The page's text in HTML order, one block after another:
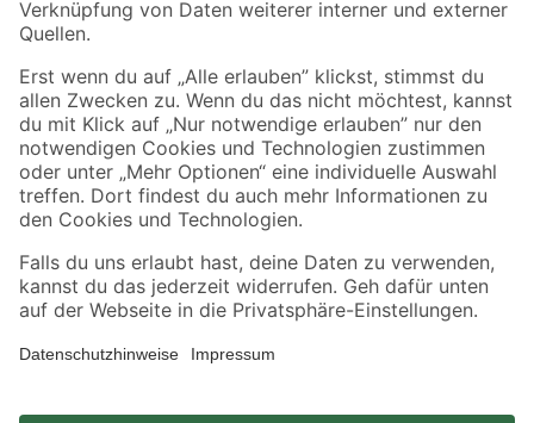
Sicher einkaufen
Jetzt die toom-App herunterladen
Alle Preisangaben in EUR inkl. gesetzl. MwSt.. Die dargestellten Angebote sind unter
Umständen nicht in allen Märkten verfügbar. Die angegebenen Verfügbarkeiten beziehen
sich auf den unter "Mein Markt" ausgewählten toom Baumarkt. Alle Angebote und
*Paketversand ab 59 € versandkostenfrei, gilt nicht für Artikel mit Speditionsversand, hier
fallen zusätzliche Versandkosten an.